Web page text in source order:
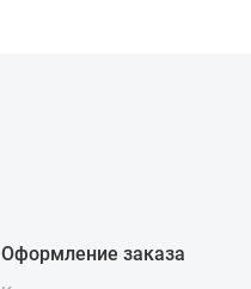
Оформление заказа